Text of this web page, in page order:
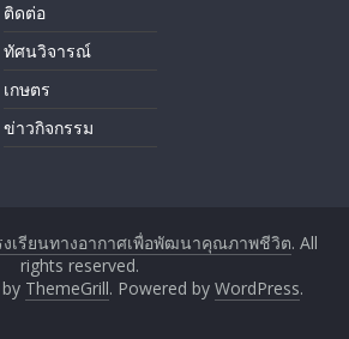
ติดต่อ
ทัศนวิจารณ์
เกษตร
ข่าวกิจกรรม
งเรียนทางอากาศ​เพื่อพัฒนาคุณภาพชีวิต. All
rights reserved.
ThemeGrill. Powered by WordPress.